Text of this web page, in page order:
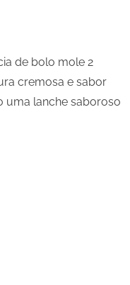
de bolo mole 2
cremosa e sabor
uma lanche saboroso